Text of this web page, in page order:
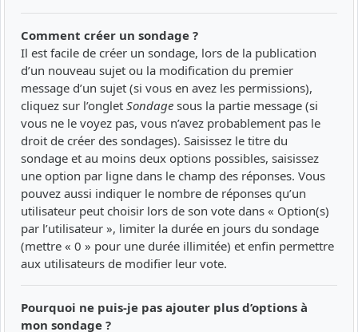
Comment créer un sondage ?
Il est facile de créer un sondage, lors de la publication
d’un nouveau sujet ou la modification du premier
message d’un sujet (si vous en avez les permissions),
cliquez sur l’onglet Sondage sous la partie message (si
vous ne le voyez pas, vous n’avez probablement pas le
droit de créer des sondages). Saisissez le titre du
sondage et au moins deux options possibles, saisissez
une option par ligne dans le champ des réponses. Vous
pouvez aussi indiquer le nombre de réponses qu’un
utilisateur peut choisir lors de son vote dans « Option(s)
par l’utilisateur », limiter la durée en jours du sondage
(mettre « 0 » pour une durée illimitée) et enfin permettre
aux utilisateurs de modifier leur vote.
Pourquoi ne puis-je pas ajouter plus d’options à
mon sondage ?